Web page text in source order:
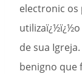
electronic os
de sua
benigno que